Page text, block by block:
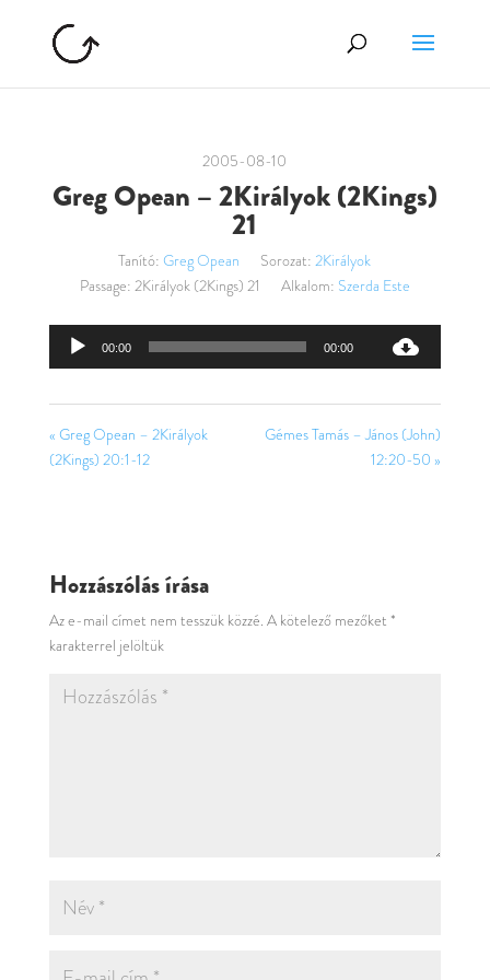
2005-08-10
Greg Opean – 2Királyok (2Kings)
21
Tanító: Greg Opean Sorozat: 2Királyok
Passage: 2Királyok (2Kings) 21 Alkalom: Szerda Este
Audió
00:00 00:00
« Greg Opean – 2Királyok
(2Kings) 20:1-12
Gémes Tamás – János (John)
12:20-50 »
Hozzászólás írása
Az e-mail címet nem tesszük közzé. A kötelező mezőket *
karakterrel jelöltük